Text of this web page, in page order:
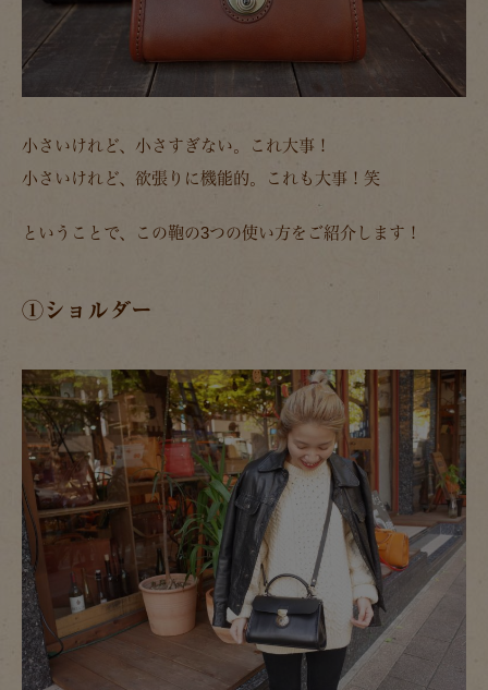
小さいけれど、小さすぎない。これ大事！
小さいけれど、欲張りに機能的。これも大事！笑
ということで、この鞄の3つの使い方をご紹介します！
①ショルダー